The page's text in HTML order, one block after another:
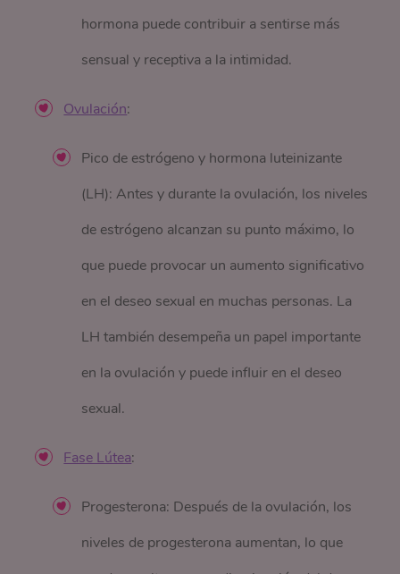
hormona puede contribuir a sentirse más
sensual y receptiva a la intimidad.
Ovulación:
Pico de estrógeno y hormona luteinizante
(LH): Antes y durante la ovulación, los niveles
de estrógeno alcanzan su punto máximo, lo
que puede provocar un aumento significativo
en el deseo sexual en muchas personas. La
LH también desempeña un papel importante
en la ovulación y puede influir en el deseo
sexual.
Fase Lútea:
Progesterona: Después de la ovulación, los
niveles de progesterona aumentan, lo que